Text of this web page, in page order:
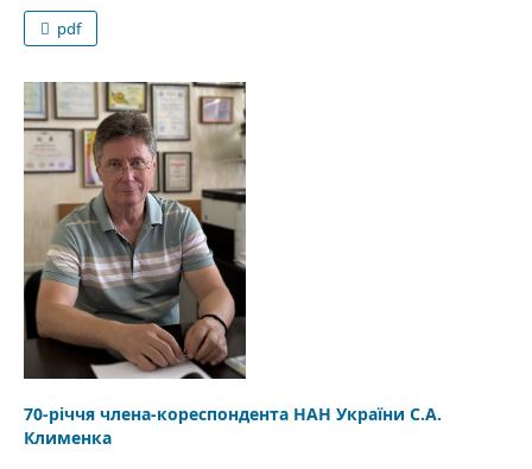
pdf
70-річчя члена-кореспондента НАН України С.А.
Клименка